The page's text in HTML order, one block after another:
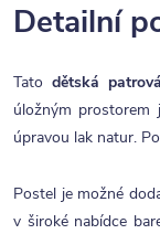
Detailní
Tatodětská
úložným prostorem
úpravou lak natur.
Postel je možné
v široké nabídce